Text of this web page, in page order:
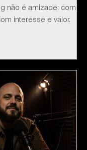
não é amizade; como
interesse e valor.